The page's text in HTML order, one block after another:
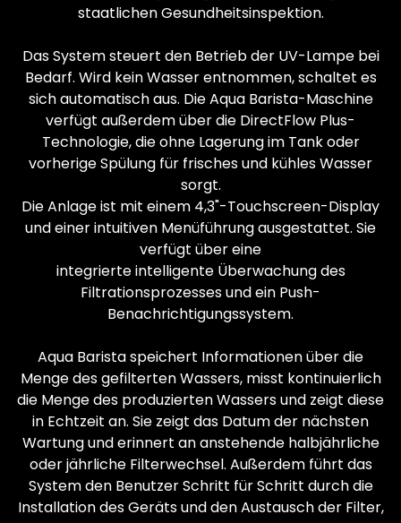
staatlichen Gesundheitsinspektion.
Das System steuert den Betrieb der UV-Lampe bei
Bedarf. Wird kein Wasser entnommen, schaltet es
sich automatisch aus. Die Aqua Barista-Maschine
verfügt außerdem über die DirectFlow Plus-
Technologie, die ohne Lagerung im Tank oder
vorherige Spülung für frisches und kühles Wasser
sorgt.
Die Anlage ist mit einem 4,3"-Touchscreen-Display
und einer intuitiven Menüführung ausgestattet. Sie
verfügt über eine
integrierte intelligente Überwachung des
Filtrationsprozesses und ein Push-
Benachrichtigungssystem.
Aqua Barista speichert Informationen über die
Menge des gefilterten Wassers, misst kontinuierlich
die Menge des produzierten Wassers und zeigt diese
in Echtzeit an. Sie zeigt das Datum der nächsten
Wartung und erinnert an anstehende halbjährliche
oder jährliche Filterwechsel. Außerdem führt das
System den Benutzer Schritt für Schritt durch die
Installation des Geräts und den Austausch der Filter,